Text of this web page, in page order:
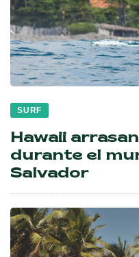
SURF
Hawaii
durante el
Salvador